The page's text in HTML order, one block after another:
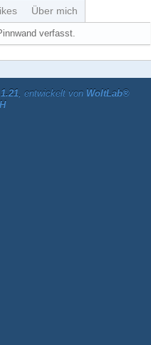
Über mich
verfasst.
, entwickelt von WoltLab®